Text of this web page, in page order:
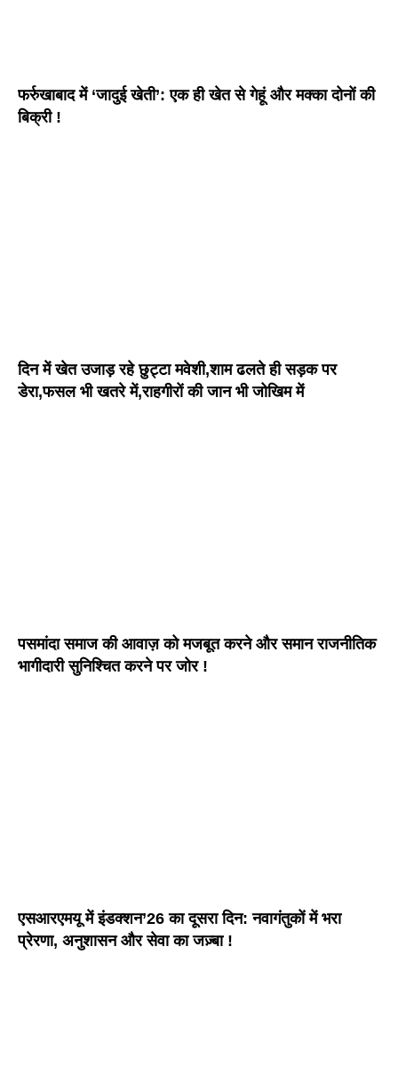
फर्रुखाबाद में ‘जादुई खेती’: एक ही खेत से गेहूं और मक्का दोनों की
बिक्री !
दिन में खेत उजाड़ रहे छुट्टा मवेशी,शाम ढलते ही सड़क पर
डेरा,फसल भी खतरे में,राहगीरों की जान भी जोखिम में
पसमांदा समाज की आवाज़ को मजबूत करने और समान राजनीतिक
भागीदारी सुनिश्चित करने पर जोर !
एसआरएमयू में इंडक्शन’26 का दूसरा दिन: नवागंतुकों में भरा
प्रेरणा, अनुशासन और सेवा का जज़्बा !